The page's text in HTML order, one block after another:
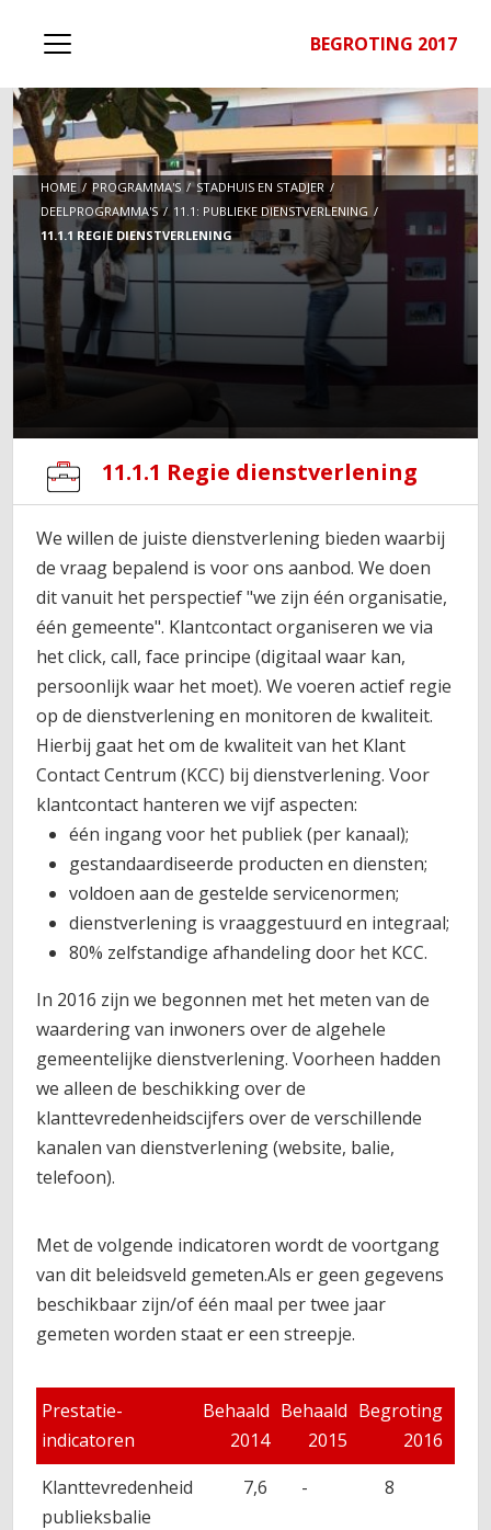
BEGROTING 2017
HOME PROGRAMMA'S
STADHUIS EN STADJER
DEELPROGRAMMA'S
11.1: PUBLIEKE DIENSTVERLENING
11.1.1 REGIE DIENSTVERLENING
11.1.1 Regie dienstverlening
We willen de juiste dienstverlening bieden waarbij
de vraag bepalend is voor ons aanbod. We doen
dit vanuit het perspectief "we zijn één organisatie,
één gemeente". Klantcontact organiseren we via
het click, call, face principe (digitaal waar kan,
persoonlijk waar het moet). We voeren actief regie
op de dienstverlening en monitoren de kwaliteit.
Hierbij gaat het om de kwaliteit van het Klant
Contact Centrum (KCC) bij dienstverlening. Voor
klantcontact hanteren we vijf aspecten:
één ingang voor het publiek (per kanaal);
gestandaardiseerde producten en diensten;
voldoen aan de gestelde servicenormen;
dienstverlening is vraaggestuurd en integraal;
80% zelfstandige afhandeling door het KCC.
In 2016 zijn we begonnen met het meten van de
waardering van inwoners over de algehele
gemeentelijke dienstverlening. Voorheen hadden
we alleen de beschikking over de
klanttevredenheidscijfers over de verschillende
kanalen van dienstverlening (website, balie,
telefoon).
Met de volgende indicatoren wordt de voortgang
van dit beleidsveld gemeten.Als er geen gegevens
beschikbaar zijn/of één maal per twee jaar
gemeten worden staat er een streepje.
Prestatie-
indicatoren
Behaald
2014
Behaald
2015
Begroting
2016
Klanttevredenheid
publieksbalie
7,6 - 8